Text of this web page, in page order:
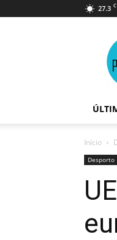
27.3 C
Início
Desporto